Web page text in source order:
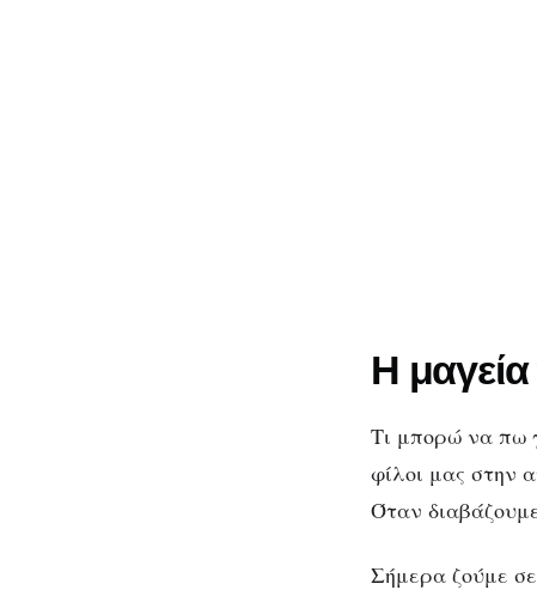
Η μαγεία
Τι μπορώ να πω
φίλοι μας στην
Όταν
Σήμερα ζούμε